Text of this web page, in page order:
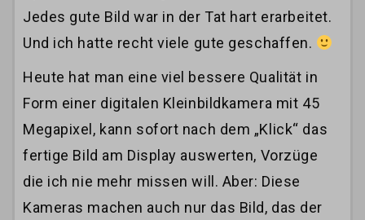
Jedes gute Bild war in der Tat hart erarbeitet.
Und ich hatte recht viele gute geschaffen.
Heute hat man eine viel bessere Qualität in
Form einer digitalen Kleinbildkamera mit 45
Megapixel, kann sofort nach dem „Klick“ das
fertige Bild am Display auswerten, Vorzüge
die ich nie mehr missen will. Aber: Diese
Kameras machen auch nur das Bild, das der